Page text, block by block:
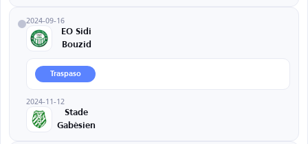
2024-09-16
EO Sidi
Bouzid
Traspaso
2024-11-12
Stade
Gabèsien